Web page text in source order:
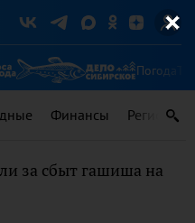
Погода
Финансы Регионы
за сбыт гашиша на